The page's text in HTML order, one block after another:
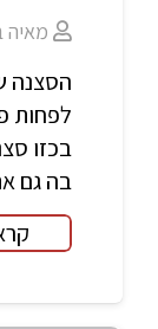
מאיה
הסצנה
לפחות
בכזו
בה גם